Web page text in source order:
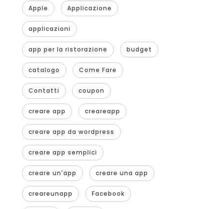
Apple Applicazione
applicazioni
app per la ristorazione budget
catalogo Come Fare
Contatti coupon
creare app creareapp
creare app da wordpress
creare app semplici
creare un'app creare una app
creareunapp Facebook